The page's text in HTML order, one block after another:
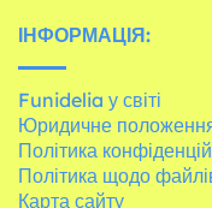
ІНФОРМАЦІЯ:
Funidelia у світі
Юридичне
Політика
Політика щодо
Карта сайту